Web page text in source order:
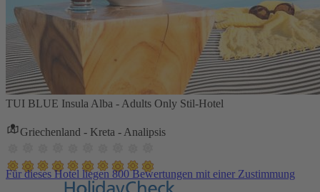
TUI BLUE Insula Alba - Adults Only Stil-Hotel
Griechenland - Kreta - Analipsis
Für dieses Hotel liegen 800 Bewertungen mit einer Zustimmung